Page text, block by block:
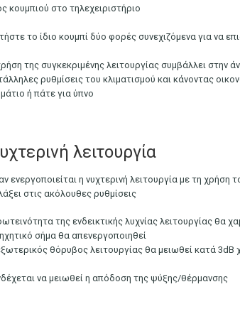
κουμπιού στο τηλεχειριστήριο
το ίδιο κουμπί δύο φορές συνεχιζόμενα για να
της συγκεκριμένης λειτουργίας συμβάλλει στην
ρυθμίσεις του κλιματισμού και κάνοντας
ή πάτε για ύπνο
λειτουργία
ενεργοποιείται η νυχτερινή λειτουργία με τη χρήση
στις ακόλουθες ρυθμίσεις
της ενδεικτικής λυχνίας λειτουργίας θα
σήμα θα απενεργοποιηθεί
θόρυβος λειτουργίας θα μειωθεί κατά
να μειωθεί η απόδοση της ψύξης/θέρμανσης